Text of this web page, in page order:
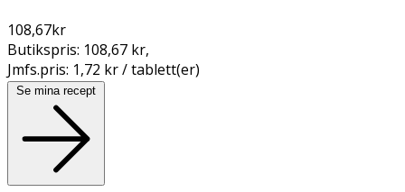
108,67kr
Butikspris: 108,67 kr,
Jmfs.pris: 1,72 kr / tablett(er)
Se mina recept